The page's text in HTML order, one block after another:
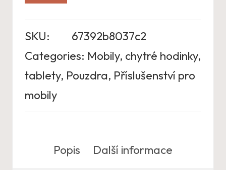
SKU:
67392b8037c2
Categories: Mobily, chytré hodinky,
tablety, Pouzdra, Příslušenství pro
mobily
Popis Další informace